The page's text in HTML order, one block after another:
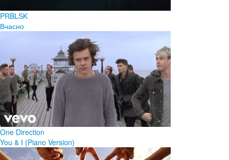
PRBLSK
Вчасно
One Direction
You & I (Piano Version)